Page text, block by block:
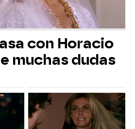
con Horacio
muchas dudas